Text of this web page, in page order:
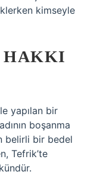
kimseyle
HAKKI
yapılan bir
boşanma
belirli bir bedel
Tefrik’te